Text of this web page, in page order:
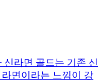
라면 골드는 기존 신
면이라는 느낌이 강